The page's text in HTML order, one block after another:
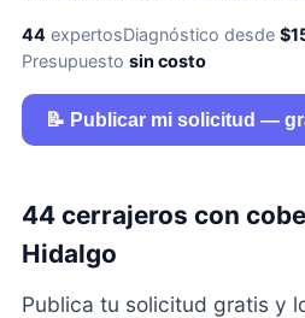
44expertosDiagnóstico desde
Presupuesto sin costo
📝 Publicar mi solicitud —
44 cerrajeros con
Hidalgo
Publica tu solicitud gratis y